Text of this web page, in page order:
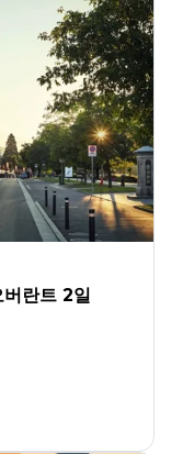
란트 2일